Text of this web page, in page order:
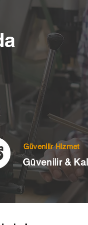
Güvenilir Hizmet
Güvenilir &